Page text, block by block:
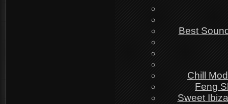
Best
Chill
Feng
Sweet